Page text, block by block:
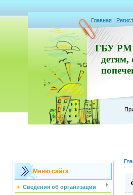
Главная |
ГБУ РМ
детям,
Меню сайта
Сведения об организации